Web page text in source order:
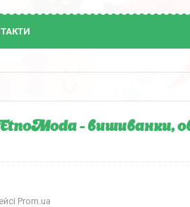
- вишиванки,
Prom.ua